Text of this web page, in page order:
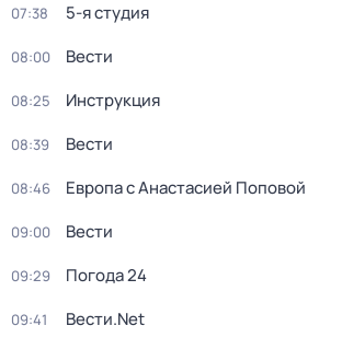
07:38 5-я студия
08:00 Вести
08:25 Инструкция
08:39 Вести
08:46 Европа с Анастасией Поповой
09:00 Вести
09:29 Погода 24
09:41 Вести.Net